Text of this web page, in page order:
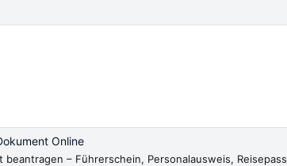
Online
– Führerschein, Personalausweis, Reisepass